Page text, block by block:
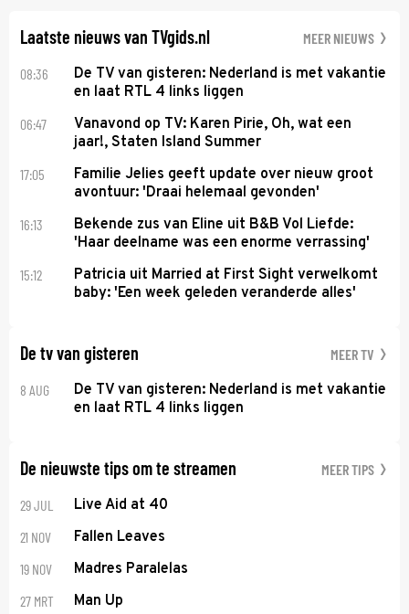
Laatste nieuws van TVgids.nl MEER NIEUWS
08:36
De TV van gisteren: Nederland is met vakantie
en laat RTL 4 links liggen
06:47
Vanavond op TV: Karen Pirie, Oh, wat een
jaar!, Staten Island Summer
17:05
Familie Jelies geeft update over nieuw groot
avontuur: 'Draai helemaal gevonden'
16:13
Bekende zus van Eline uit B&B Vol Liefde:
'Haar deelname was een enorme verrassing'
15:12
Patricia uit Married at First Sight verwelkomt
baby: 'Een week geleden veranderde alles'
De tv van gisteren MEER TV
8 AUG
De TV van gisteren: Nederland is met vakantie
en laat RTL 4 links liggen
De nieuwste tips om te streamen MEER TIPS
29 JUL Live Aid at 40
21 NOV Fallen Leaves
19 NOV Madres Paralelas
27 MRT Man Up